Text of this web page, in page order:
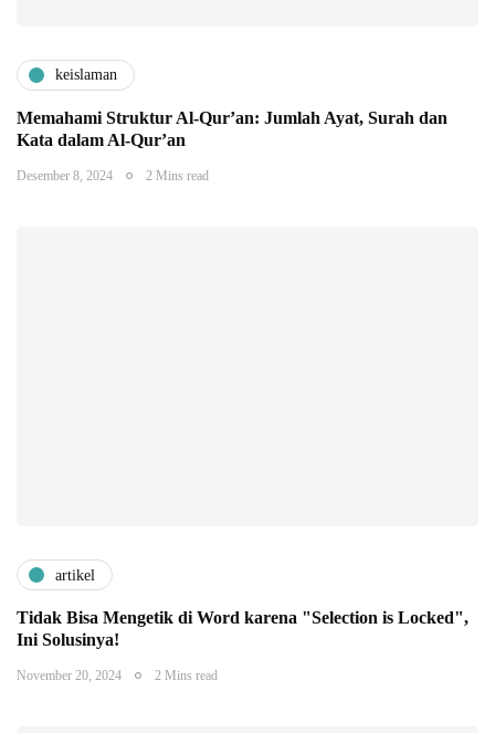
keislaman
Memahami Struktur Al-Qur’an: Jumlah Ayat, Surah dan
Kata dalam Al-Qur’an
Desember 8, 2024 2 Mins read
artikel
Tidak Bisa Mengetik di Word karena "Selection is Locked",
Ini Solusinya!
November 20, 2024 2 Mins read